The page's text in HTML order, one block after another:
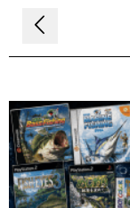
Navigation
de